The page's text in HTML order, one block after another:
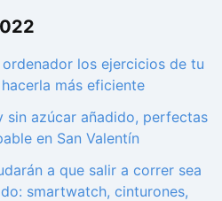
los ejercicios de tu
más eficiente
sin azúcar añadido, perfectas
en San Valentín
a que salir a correr sea
smartwatch, cinturones,